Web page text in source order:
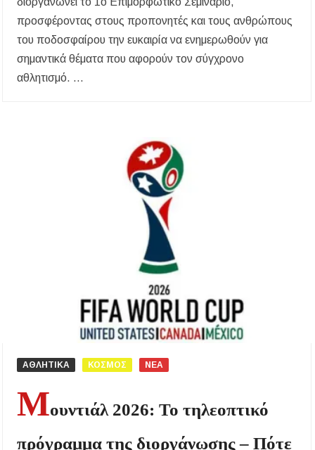
προσφέροντας στους προπονητές και τους ανθρώπους
του ποδοσφαίρου την ευκαιρία να ενημερωθούν για
σημαντικά θέματα που αφορούν τον σύγχρονο
αθλητισμό. …
ΑΘΛΗΤΙΚΑ ΚΟΣΜΟΣ ΝΕΑ
Μουντιάλ 2026: Το τηλεοπτικό
πρόγραμμα της διοργάνωσης – Πότε